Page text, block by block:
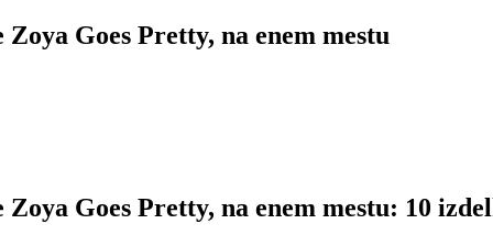
Goes Pretty, na enem mestu
Goes Pretty, na enem mestu: 10